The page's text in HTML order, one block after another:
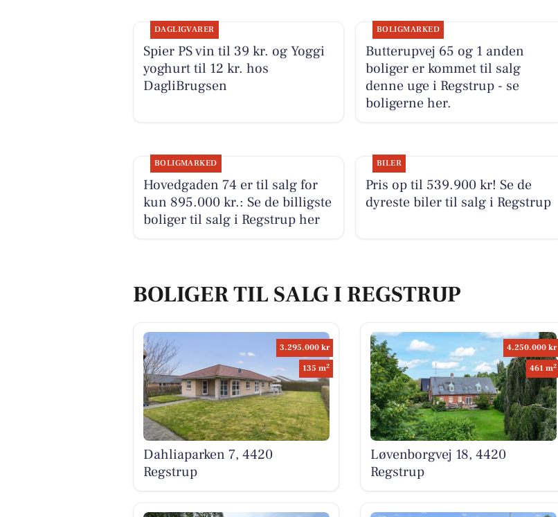
DAGLIGVARER
Spier PS vin til 39 kr. og Yoggi
yoghurt til 12 kr. hos
DagliBrugsen
BOLIGMARKED
Butterupvej 65 og 1 anden
boliger er kommet til salg
denne uge i Regstrup - se
boligerne her.
BOLIGMARKED
Hovedgaden 74 er til salg for
kun 895.000 kr.: Se de billigste
boliger til salg i Regstrup her
BILER
Pris op til 539.900 kr! Se de
dyreste biler til salg i Regstrup
BOLIGER TIL SALG I REGSTRUP
3.295.000 kr
135 m2
Dahliaparken 7, 4420
Regstrup
4.250.000 kr
461 m2
Løvenborgvej 18, 4420
Regstrup